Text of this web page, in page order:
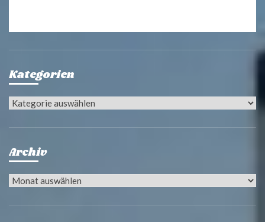
Kategorien
Kategorien
Archiv
Archiv